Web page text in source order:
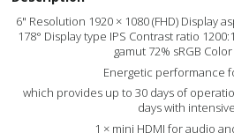
6" Resolution 1920 × 1080 (FHD) Display
178° Display type IPS Contrast ratio
gamut 72% sRGB
Energetic performance
which provides up to 30 days of
days with
1 × mini HDMI for audio